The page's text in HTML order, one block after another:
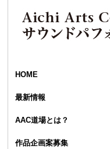
HOME
最新情報
AAC道場とは？
作品企画案募集